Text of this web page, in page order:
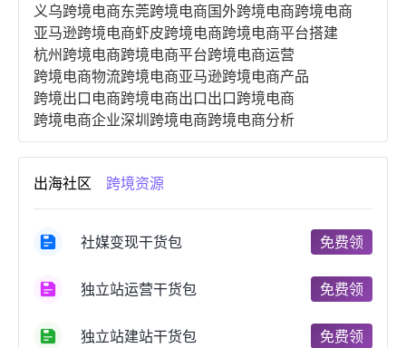
义乌跨境电商东莞跨境电商国外跨境电商跨境电商
亚马逊跨境电商虾皮跨境电商跨境电商平台搭建
杭州跨境电商跨境电商平台跨境电商运营
跨境电商物流跨境电商亚马逊跨境电商产品
跨境出口电商跨境电商出口出口跨境电商
跨境电商企业深圳跨境电商跨境电商分析
进口跨境电商跨境电商服务广州跨境电商
跨境电商市场跨境电商创业跨境电商注册
跨境电商开店跨境电商营销
跨境电商商品个人跨境电商跨境电商案例
郑州跨境电商跨境电商趋势
跨境电商费用美国跨境电商
天津跨境电商东南亚跨境电商
出海社区 跨境资源
社媒变现干货包 免费领
独立站运营干货包 免费领
独立站建站干货包 免费领